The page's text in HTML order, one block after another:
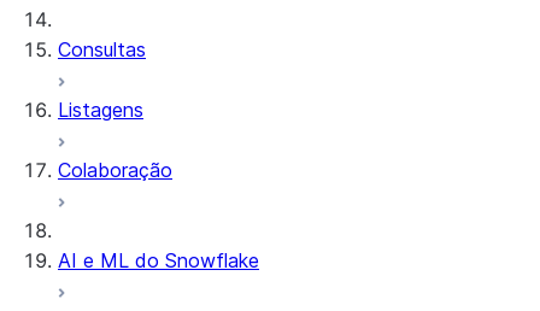
DCM Projects
Projetos dbt no Snowflake
Consultas
Listagens
Colaboração
AI e ML do Snowflake